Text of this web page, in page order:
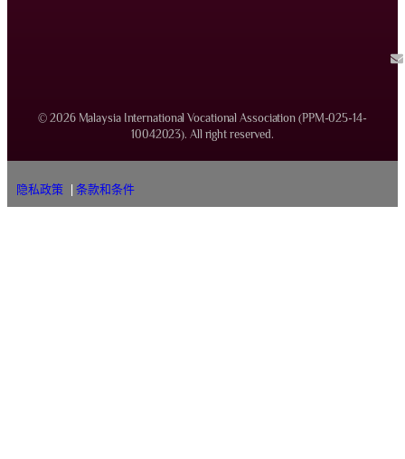
© 2026 Malaysia International Vocational Association (PPM-025-14-
10042023). All right reserved.
隐私政策|条款和条件